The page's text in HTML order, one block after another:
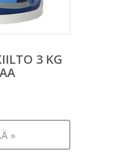
3 KG
»